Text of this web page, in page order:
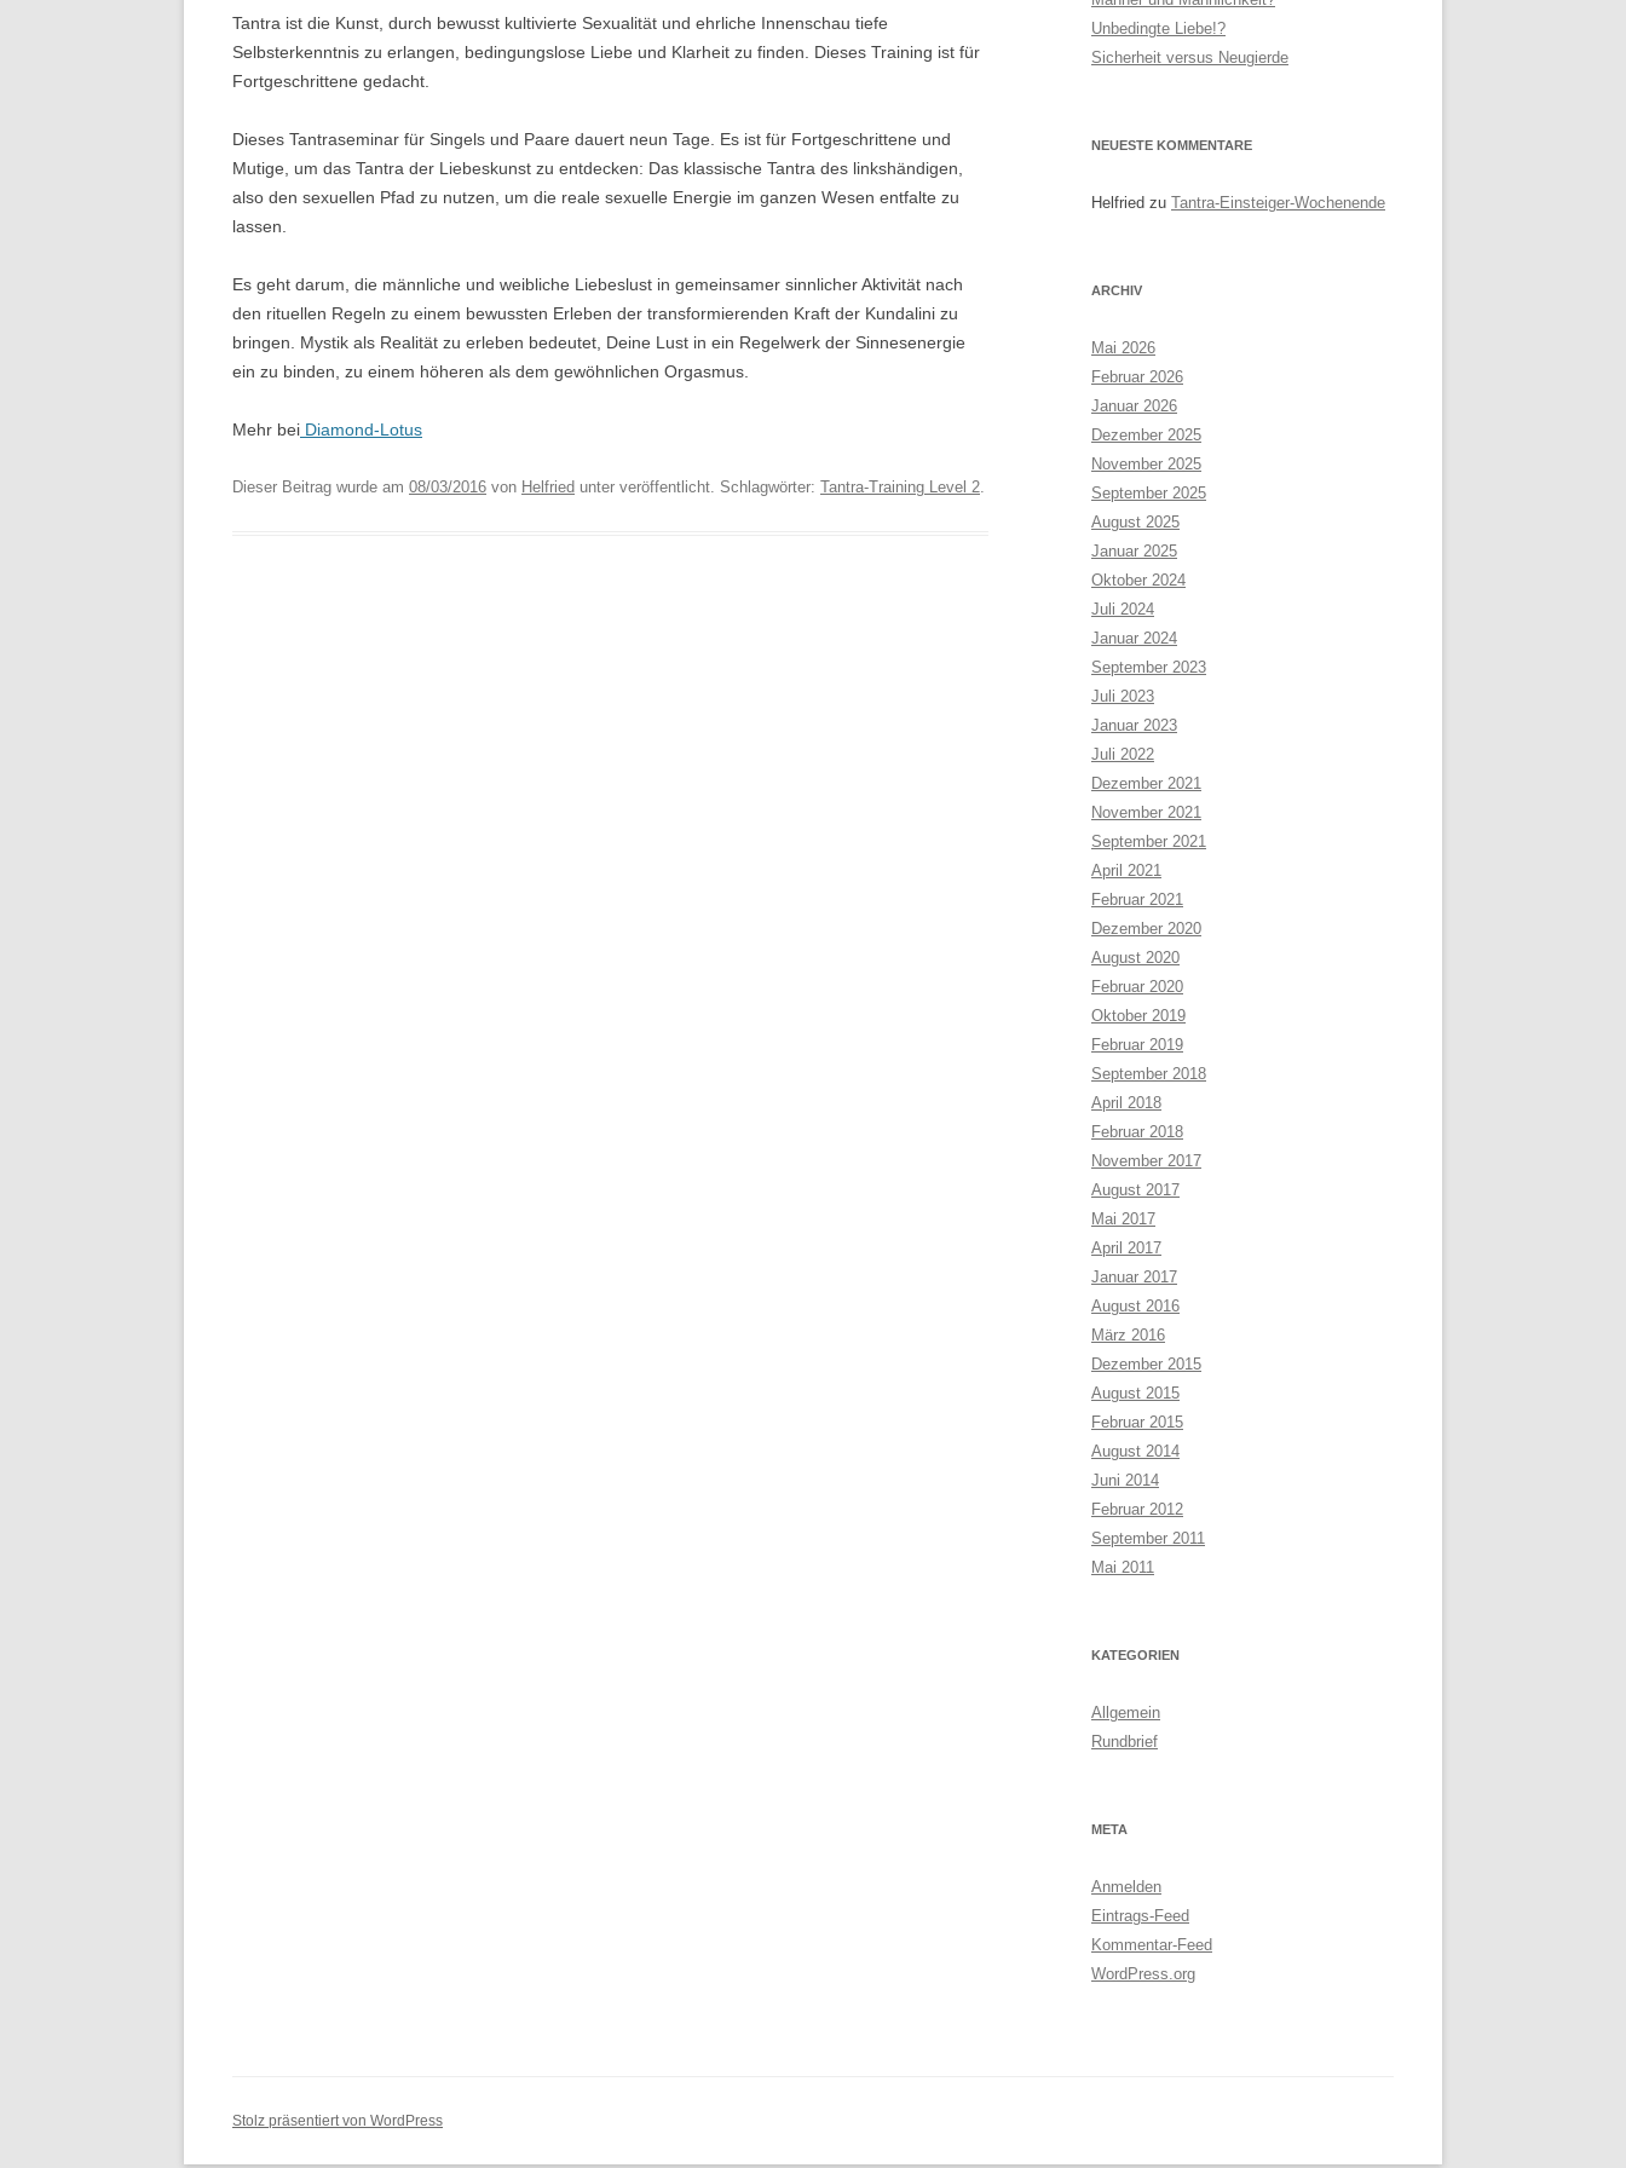
TANTRA LERNEN
LITERATUR
TANTRAMASSAGE LERNEN SITEMAP
Tantra ist die Kunst, durch bewusst kultivierte Sexualität und ehrliche Innenschau tiefe
Selbsterkenntnis zu erlangen, bedingungslose Liebe und Klarheit zu finden. Dieses Training ist für
Fortgeschrittene gedacht.
Dieses Tantraseminar für Singels und Paare dauert neun Tage. Es ist für Fortgeschrittene und
Mutige, um das Tantra der Liebeskunst zu entdecken: Das klassische Tantra des linkshändigen,
also den sexuellen Pfad zu nutzen, um die reale sexuelle Energie im ganzen Wesen entfalte zu
lassen.
Es geht darum, die männliche und weibliche Liebeslust in gemeinsamer sinnlicher Aktivität nach
den rituellen Regeln zu einem bewussten Erleben der transformierenden Kraft der Kundalini zu
bringen. Mystik als Realität zu erleben bedeutet, Deine Lust in ein Regelwerk der Sinnesenergie
ein zu binden, zu einem höheren als dem gewöhnlichen Orgasmus.
Mehr bei Diamond-Lotus
Dieser Beitrag wurde am 08/03/2016 von Helfried unter veröffentlicht. Schlagwörter: Tantra-Training Level 2.
Unbedingte Liebe!?
Sicherheit versus Neugierde
NEUESTE KOMMENTARE
Helfried zu Tantra-Einsteiger-Wochenende
ARCHIV
Mai 2026
Februar 2026
Januar 2026
Dezember 2025
November 2025
September 2025
August 2025
Januar 2025
Oktober 2024
Juli 2024
Januar 2024
September 2023
Juli 2023
Januar 2023
Juli 2022
Dezember 2021
November 2021
September 2021
April 2021
Februar 2021
Dezember 2020
August 2020
Februar 2020
Oktober 2019
Februar 2019
September 2018
April 2018
Februar 2018
November 2017
August 2017
Mai 2017
April 2017
Januar 2017
August 2016
März 2016
Dezember 2015
August 2015
Februar 2015
August 2014
Juni 2014
Februar 2012
September 2011
Mai 2011
KATEGORIEN
Allgemein
Rundbrief
META
Anmelden
Eintrags-Feed
Kommentar-Feed
WordPress.org
Stolz präsentiert von WordPress